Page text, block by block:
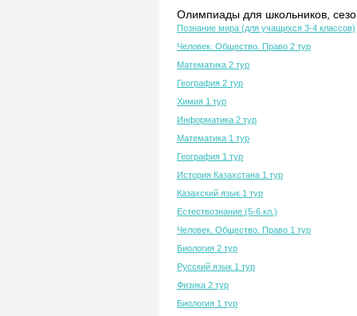
Олимпиады для школьников,
Познание мира (для учащихся 3-4 классов)
Человек. Общество. Право 2 тур
Математика 2 тур
География 2 тур
Химия 1 тур
Информатика 2 тур
Математика 1 тур
География 1 тур
История Казахстана 1 тур
Казахский язык 1 тур
Естествознание (5-6 кл.)
Человек. Общество. Право 1 тур
Биология 2 тур
Русский язык 1 тур
Физика 2 тур
Биология 1 тур